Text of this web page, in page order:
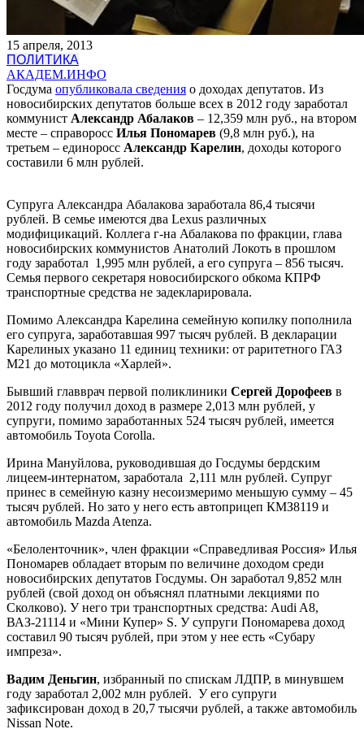
15 апреля, 2013
ПОЛИТИКА
АКАДЕМ.ИНФО
Госдума опубликовала сведения о доходах депутатов. Из
новосибирских депутатов больше всех в 2012 году заработал
коммунист Александр Абалаков – 12,359 млн руб., на втором
месте – справоросс Илья Пономарев (9,8 млн руб.), на
третьем – единоросс Александр Карелин, доходы которого
составили 6 млн рублей.
Супруга Александра Абалакова заработала 86,4 тысячи
рублей. В семье имеются два Lexus различных
модифицикаций. Коллега г-на Абалакова по фракции, глава
новосибирских коммунистов Анатолий Локоть в прошлом
году заработал 1,995 млн рублей, а его супруга – 856 тысяч.
Семья первого секретаря новосибирского обкома КПРФ
транспортные средства не задекларировала.
Помимо Александра Карелина семейную копилку пополнила
его супруга, заработавшая 997 тысяч рублей. В декларации
Карелиных указано 11 единиц техники: от раритетного ГАЗ
М21 до мотоцикла «Харлей».
Бывший главврач первой поликлиники Сергей Дорофеев в
2012 году получил доход в размере 2,013 млн рублей, у
супруги, помимо заработанных 524 тысяч рублей, имеется
автомобиль Toyota Corolla.
Ирина Мануйлова, руководившая до Госдумы бердским
лицеем-интернатом, заработала 2,111 млн рублей. Супруг
принес в семейную казну несоизмеримо меньшую сумму – 45
тысяч рублей. Но зато у него есть автоприцеп КМЗ8119 и
автомобиль Mazda Atenza.
«Белоленточник», член фракции «Справедливая Россия» Илья
Пономарев обладает вторым по величине доходом среди
новосибирских депутатов Госдумы. Он заработал 9,852 млн
рублей (свой доход он объяснял платными лекциями по
Сколково). У него три транспортных средства: Audi A8,
ВАЗ-21114 и «Мини Купер» S. У супруги Пономарева доход
составил 90 тысяч рублей, при этом у нее есть «Субару
импреза».
Вадим Деньгин, избранный по спискам ЛДПР, в минувшем
году заработал 2,002 млн рублей. У его супруги
зафиксирован доход в 20,7 тысячи рублей, а также автомобиль
Nissan Note.